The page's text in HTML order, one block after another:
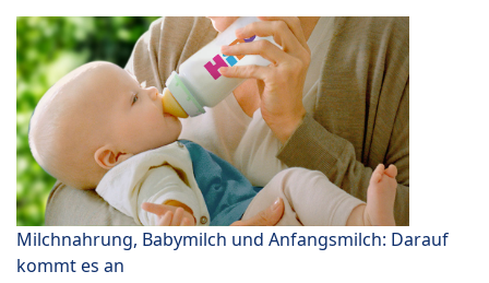
Milchnahrung, Babymilch und Anfangsmilch: Darauf
kommt es an